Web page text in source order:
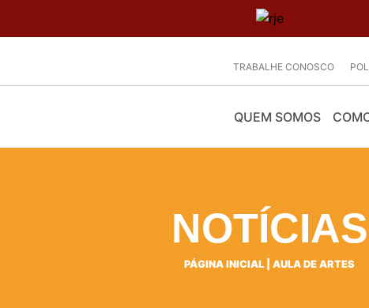
TRABALHE CONOSCO
QUEM SOMOS
NOTÍCIAS
PÁGINA INICIAL AULA DE ARTES